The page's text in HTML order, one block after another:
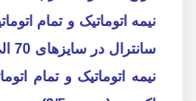
نیمه اتوماتیک و تمام
نیمه اتوماتیک و تمام